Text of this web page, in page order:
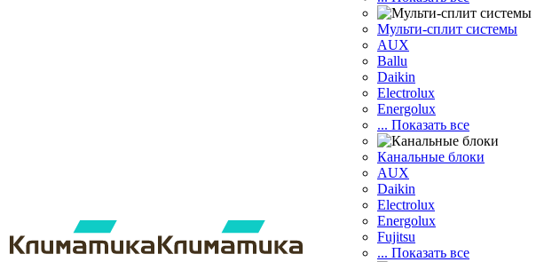
Мульти-сплит системы
AUX
Ballu
Daikin
Electrolux
Energolux
... Показать все
Канальные блоки
AUX
Dаikin
Electrolux
Energolux
Fujitsu
... Показать все